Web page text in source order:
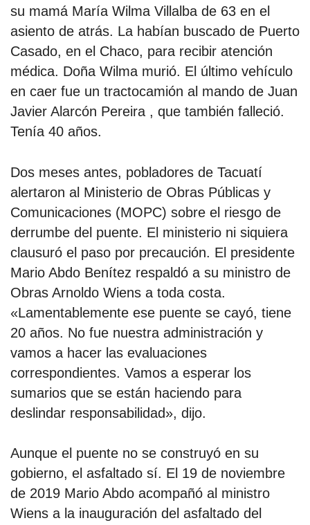
por formato
scrolls
timeline
chequeo
descargables
el surti
acerca
blog
contacto
su mamá María Wilma Villalba de 63 en el
asiento de atrás. La habían buscado de Puerto
Casado, en el Chaco, para recibir atención
médica. Doña Wilma murió. El último vehículo
en caer fue un tractocamión al mando de Juan
Javier Alarcón Pereira , que también falleció.
Tenía 40 años.
Dos meses antes, pobladores de Tacuatí
alertaron al Ministerio de Obras Públicas y
Comunicaciones (MOPC) sobre el riesgo de
derrumbe del puente. El ministerio ni siquiera
clausuró el paso por precaución. El presidente
Mario Abdo Benítez respaldó a su ministro de
Obras Arnoldo Wiens a toda costa.
«Lamentablemente ese puente se cayó, tiene
20 años. No fue nuestra administración y
vamos a hacer las evaluaciones
correspondientes. Vamos a esperar los
sumarios que se están haciendo para
deslindar responsabilidad», dijo.
Aunque el puente no se construyó en su
gobierno, el asfaltado sí. El 19 de noviembre
de 2019 Mario Abdo acompañó al ministro
Wiens a la inauguración del asfaltado del